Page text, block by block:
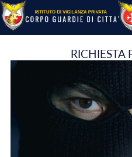
RICHIESTA